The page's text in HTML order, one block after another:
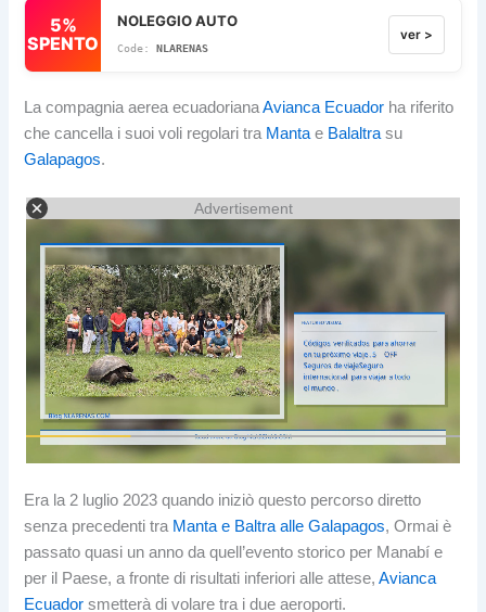
5%
SPENTO
NOLEGGIO AUTO
NLARENAS
ver >
La compagnia aerea ecuadorianaAvianca Ecuador ha riferito
che cancella i suoi voli regolari tra Manta e Balaltra su
Galapagos.
Advertisement
Era la 2 luglio 2023 quando iniziò questo percorso diretto
senza precedenti tra Manta e Baltra alle Galapagos, Ormai è
passato quasi un anno da quell’evento storico per Manabí e
per il Paese, a fronte di risultati inferiori alle attese,Avianca
Ecuador smetterà di volare tra i due aeroporti.